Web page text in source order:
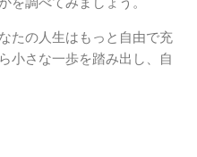
たの人生はもっと自由で充
小さな一歩を踏み出し、自